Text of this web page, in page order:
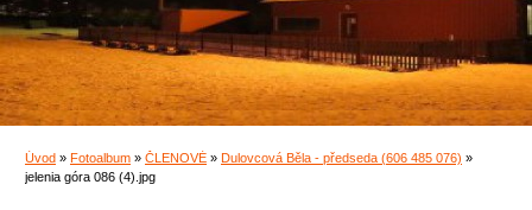
Úvod » Fotoalbum » ČLENOVÉ » Dulovcová Běla - předseda (606 485 076) »
jelenia góra 086 (4).jpg